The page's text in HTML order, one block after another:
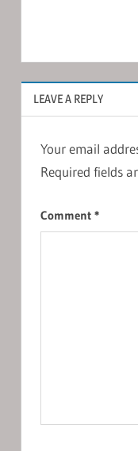
LEAVE A REPLY
Your email
Required fields
Comment *